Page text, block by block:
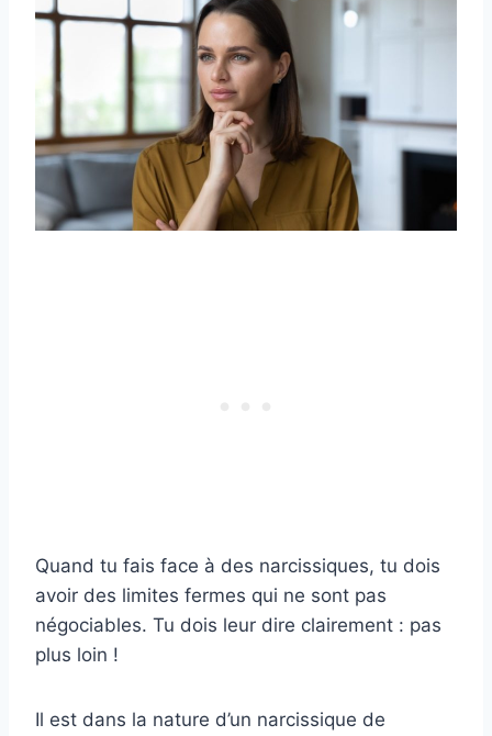
Quand tu fais face à des narcissiques, tu dois
avoir des limites fermes qui ne sont pas
négociables. Tu dois leur dire clairement : pas
plus loin !
Il est dans la nature d’un narcissique de